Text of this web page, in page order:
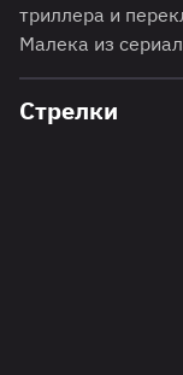
триллера и
Малека из
Стрелки